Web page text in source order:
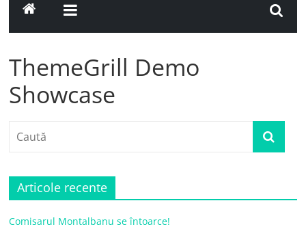
ThemeGrill Demo
Showcase
Articole recente
Comisarul Montalbanu se întoarce!